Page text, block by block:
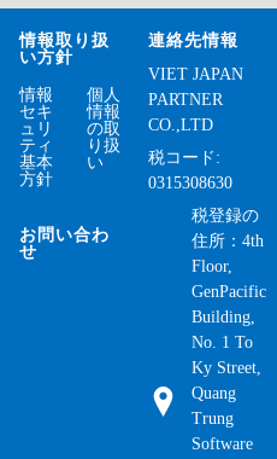
情報取り扱
い方針
情報
セキ
ュリ
ティ
基本
方針
個人
情報
の取
り扱
い
お問い合わ
せ
連絡先情報
VIET JAPAN
PARTNER
CO.,LTD
税コード:
0315308630
税登録の
住所：4th
Floor,
GenPacific
Building,
No. 1 To
Ky Street,
Quang
Trung
Software